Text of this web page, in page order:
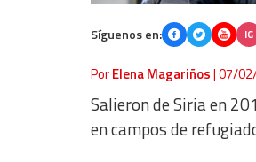
Síguenos en: IG
PorElena Magariños|07/
Salieron de Siria en
en campos de